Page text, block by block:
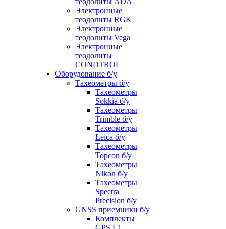
Электронные
теодолиты RGK
Электронные
теодолиты Vega
Электронные
теодолиты
CONDTROL
Оборудование б/у
Тахеометры б/у
Тахеометры
Sokkia б/у
Тахеометры
Trimble б/у
Тахеометры
Leica б/у
Тахеометры
Topcon б/у
Тахеометры
Nikon б/у
Тахеометры
Spectra
Precision б/у
GNSS приемники б/у
Комплекты